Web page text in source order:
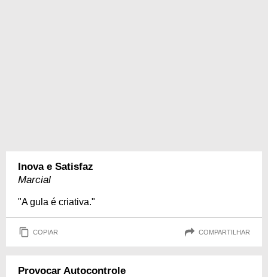
Inova e Satisfaz
Marcial
"A gula é criativa."
COPIAR COMPARTILHAR
Provocar Autocontrole